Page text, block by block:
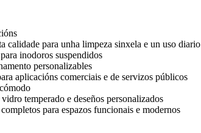
calidade para unha limpeza sinxela e un uso diario
inodoros suspendidos
personalizables
aplicacións comerciais e de servizos públicos
temperado e deseños personalizados
para espazos funcionais e modernos